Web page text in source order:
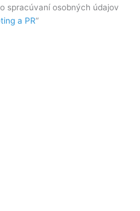
spracúvaní osobných údajov
a PR“